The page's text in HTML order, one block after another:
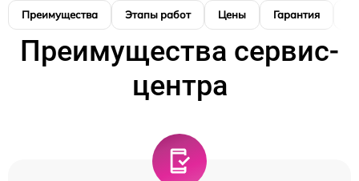
Преимущества Этапы работ Цены Гарантия
Преимущества сервис-
центра